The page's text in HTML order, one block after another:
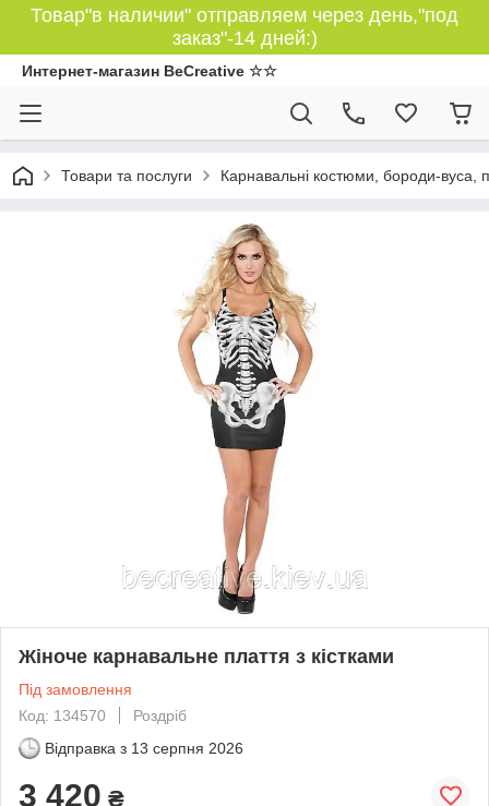
Товар"в наличии" отправляем через день,"под
заказ"-14 дней:)
Интернет-магазин BeCreative ☆☆
Товари та послуги Карнавальні костюми, бороди-вуса,
Жіноче карнавальне плаття з кістками
Під замовлення
Код: 134570
Роздріб
Відправка з 13 серпня 2026
3 420 ₴